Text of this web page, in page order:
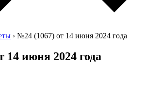
› №24 (1067) от 14 июня 2024 года
14 июня 2024 года